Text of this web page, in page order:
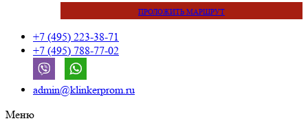
ПРОЛОЖИТЬ МАРШРУТ
+7 (495) 223-38-71
+7 (495) 788-77-02
admin@klinkerprom.ru
Меню